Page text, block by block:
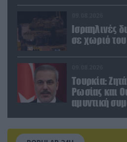
Ισραηλινές
σε χωριό
Τουρκία:
Ρωσίας και
αμυντική